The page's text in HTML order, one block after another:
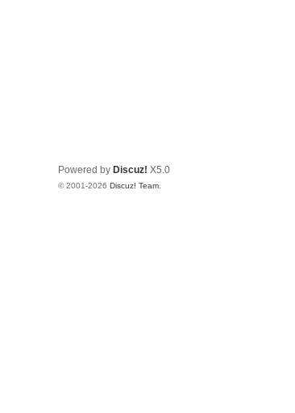
Powered by Discuz! X5.0
© 2001-2026 Discuz! Team